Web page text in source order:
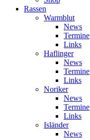
Rassen
Warmblut
News
Termine
Links
Haflinger
News
Termine
Links
Noriker
News
Termine
Links
Isländer
News